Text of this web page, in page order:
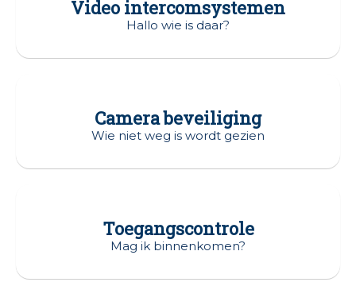
Video intercomsystemen
Hallo wie is daar?
Camera beveiliging
Wie niet weg is wordt gezien
Toegangscontrole
Mag ik binnenkomen?